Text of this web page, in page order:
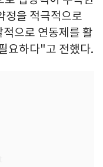
정을 적극적으로
으로 연동제를 활
요하다"고 전했다.